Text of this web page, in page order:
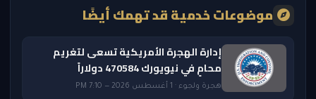
موضوعات خدمية قد تهمك أيضًا
إدارة الهجرة الأمريكية تسعى لتغريم
محامٍ في نيويورك 470584 دولاراً
هجرة ولجوء · 1 أغسطس 2026 — 7:10 PM